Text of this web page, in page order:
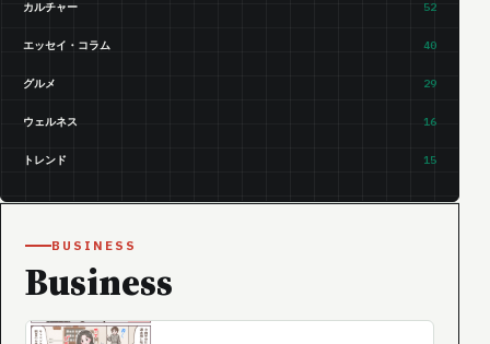
カルチャー 52
エッセイ・コラム 40
グルメ 29
ウェルネス 16
トレンド 15
BUSINESS
Business